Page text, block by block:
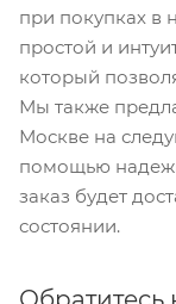
при покупках в
простой и
который
Мы также
Москве на
помощью
заказ будет
состоянии.